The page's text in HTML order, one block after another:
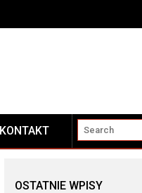
KONTAKT
OSTATNIE WPISY